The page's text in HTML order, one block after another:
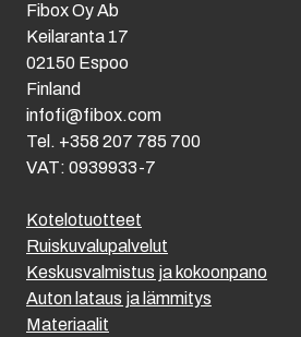
Kotelotuotteet
Ruiskuvalupalvelut
Keskusvalmistus ja kokoonpano
Auton lataus ja lämmitys
Materiaalit
Fibox Oy Ab
Keilaranta 17
02150 Espoo
Finland
infofi@fibox.com
Tel. +358 207 785 700
VAT: 0939933-7